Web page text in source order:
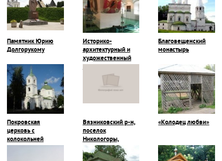
Памятник Юрию
Долгорукому
Историко-
архитектурный и
художественный
Благовещенский
монастырь
Покровская
церковь с
колокольней
Вязниковский р-н,
поселок
Никологоры,
Покровская
церковь
«Колодец любви»